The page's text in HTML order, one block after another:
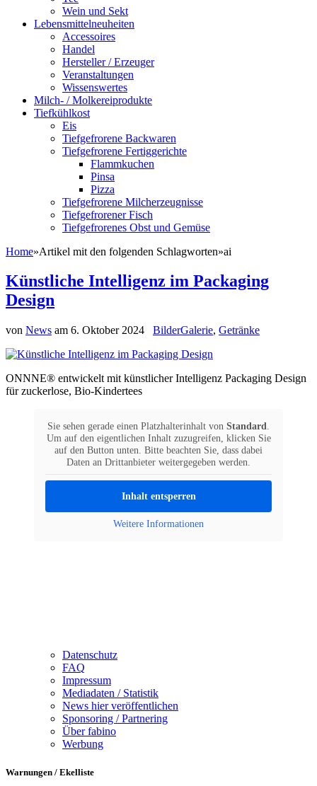
Wein und Sekt
Lebensmittelneuheiten
Accessoires
Handel
Hersteller / Erzeuger
Veranstaltungen
Wissenswertes
Milch- / Molkereiprodukte
Tiefkühlkost
Eis
Tiefgefrorene Backwaren
Tiefgefrorene Fertiggerichte
Flammkuchen
Pinsa
Pizza
Tiefgefrorene Milcherzeugnisse
Tiefgefrorener Fisch
Tiefgefrorenes Obst und Gemüse
Home»Artikel mit den folgenden Schlagworten»ai
Künstliche Intelligenz im Packaging
Design
von News am 6. Oktober 2024 BilderGalerie, Getränke
ONNNE® entwickelt mit künstlicher Intelligenz Packaging Design
für zuckerlose, Bio-Kindertees
Sie sehen gerade einen Platzhalterinhalt von Standard.
Um auf den eigentlichen Inhalt zuzugreifen, klicken Sie
auf den Button unten. Bitte beachten Sie, dass dabei
Daten an Drittanbieter weitergegeben werden.
Inhalt entsperren
Weitere Informationen
Datenschutz
FAQ
Impressum
Mediadaten / Statistik
News hier veröffentlichen
Sponsoring / Partnering
Über fabino
Werbung
Warnungen / Ekelliste